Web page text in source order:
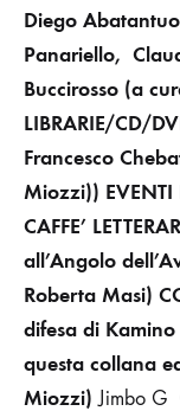
Diego
Panariello,
Buccirosso (a
LIBRARIE/CD/
Francesco
Miozzi)) EVENTI
CAFFE’
all’Angolo
Roberta Masi)
difesa di Kamino
questa collana
Miozzi) Jimbo